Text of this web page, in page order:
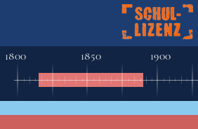
A bis Z
Termine
1800 1850 1900